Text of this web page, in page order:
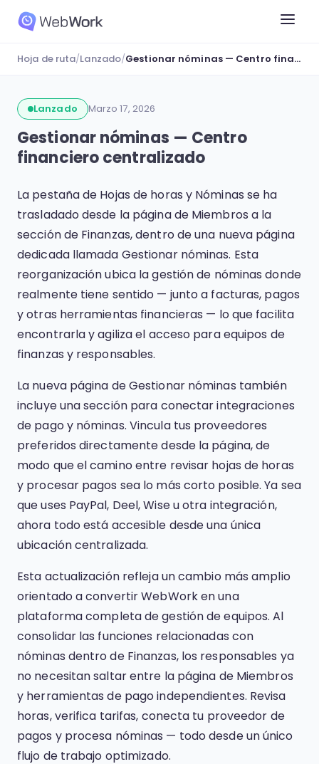
Hoja de ruta/Lanzado/ Gestionar nóminas — Centro financiero centralizado
Lanzado Marzo 17, 2026
Gestionar nóminas — Centro
financiero centralizado
La pestaña de Hojas de horas y Nóminas se ha
trasladado desde la página de Miembros a la
sección de Finanzas, dentro de una nueva página
dedicada llamada Gestionar nóminas. Esta
reorganización ubica la gestión de nóminas donde
realmente tiene sentido — junto a facturas, pagos
y otras herramientas financieras — lo que facilita
encontrarla y agiliza el acceso para equipos de
finanzas y responsables.
La nueva página de Gestionar nóminas también
incluye una sección para conectar integraciones
de pago y nóminas. Vincula tus proveedores
preferidos directamente desde la página, de
modo que el camino entre revisar hojas de horas
y procesar pagos sea lo más corto posible. Ya sea
que uses PayPal, Deel, Wise u otra integración,
ahora todo está accesible desde una única
ubicación centralizada.
Esta actualización refleja un cambio más amplio
orientado a convertir WebWork en una
plataforma completa de gestión de equipos. Al
consolidar las funciones relacionadas con
nóminas dentro de Finanzas, los responsables ya
no necesitan saltar entre la página de Miembros
y herramientas de pago independientes. Revisa
horas, verifica tarifas, conecta tu proveedor de
pagos y procesa nóminas — todo desde un único
flujo de trabajo optimizado.